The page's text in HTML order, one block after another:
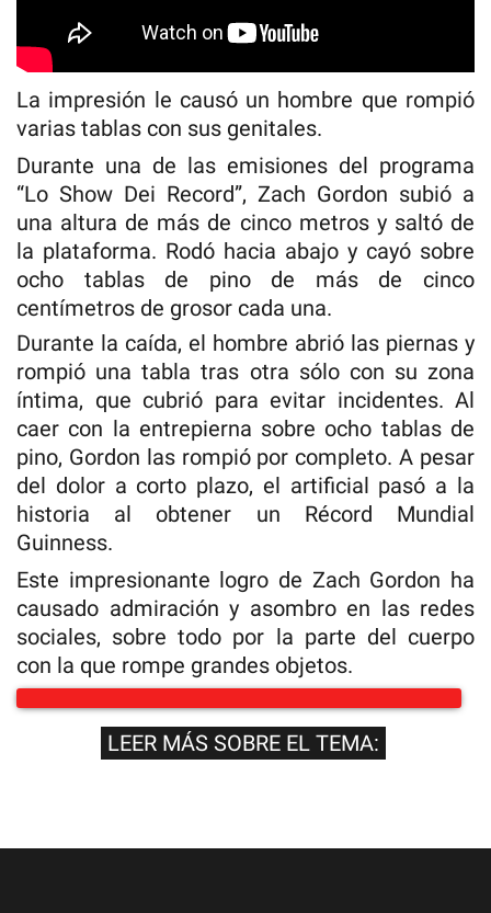
La impresión le causó un hombre que rompió
varias tablas con sus genitales.
Durante una de las emisiones del programa
“Lo Show Dei Record”, Zach Gordon subió a
una altura de más de cinco metros y saltó de
la plataforma. Rodó hacia abajo y cayó sobre
ocho tablas de pino de más de cinco
centímetros de grosor cada una.
Durante la caída, el hombre abrió las piernas y
rompió una tabla tras otra sólo con su zona
íntima, que cubrió para evitar incidentes. Al
caer con la entrepierna sobre ocho tablas de
pino, Gordon las rompió por completo. A pesar
del dolor a corto plazo, el artificial pasó a la
historia al obtener un Récord Mundial
Guinness.
Este impresionante logro de Zach Gordon ha
causado admiración y asombro en las redes
sociales, sobre todo por la parte del cuerpo
con la que rompe grandes objetos.
LEER MÁS SOBRE EL TEMA: